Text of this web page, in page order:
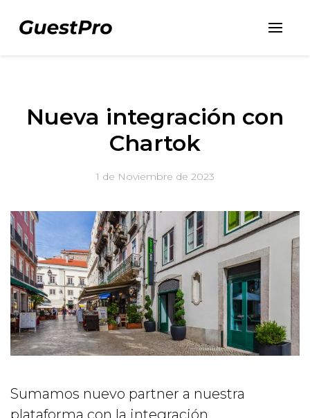
Nueva integración con
Chartok
1 de Noviembre de 2023
Sumamos nuevo partner a nuestra
plataforma con la integración